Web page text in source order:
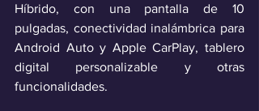
Híbrido, con una pantalla de 10
pulgadas, conectividad inalámbrica para
Android Auto y Apple CarPlay, tablero
digital personalizable y otras
funcionalidades.